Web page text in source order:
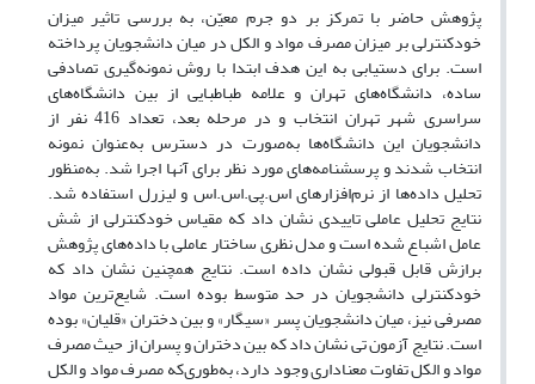
پژوهش حاضر با تمرکز بر دو جرم معیّن، به بررسی تاثیر میزان
خودکنترلی بر میزان مصرف مواد و الکل در میان دانشجویان پرداخته
است. برای دستیابی به این هدف ابتدا با روش نمونه‌‌گیری تصادفی
ساده، دانشگاه‌‌های تهران و علامه طباطبایی از بین دانشگاه‌‌های
سراسری شهر تهران انتخاب و در مرحله بعد، تعداد 416 نفر از
دانشجویان این دانشگاه‌‌ها به‌‌صورت در دسترس به‌‌عنوان نمونه
انتخاب شدند و پرسشنامه‌‌های مورد نظر برای آنها اجرا شد. به‌‌منظور
تحلیل داده‌‌ها از نرم‌‌افزار‌‌های اس.پی.اس.اس و لیزرل استفاده شد.
نتایج تحلیل عاملی تاییدی نشان داد که مقیاس خودکنترلی از شش
عامل اشباع شده است و مدل نظری ساختار عاملی با داده‌‌های پژوهش
برازش قابل قبولی نشان داده است. نتایج همچنین نشان داد که
خودکنترلی دانشجویان در حد متوسط بوده است. شایع‌‌ترین مواد
مصرفی نیز، میان دانشجویان پسر «سیگار» و بین دختران «قلیان» بوده
است. نتایج آزمون تی نشان داد که بین دختران و پسران از حیث مصرف
مواد و الکل تفاوت معناداری وجود دارد، به‌‌طوری‌‌که مصرف مواد و الکل